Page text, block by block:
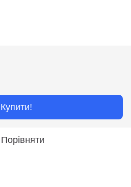
Купити!
Порівняти